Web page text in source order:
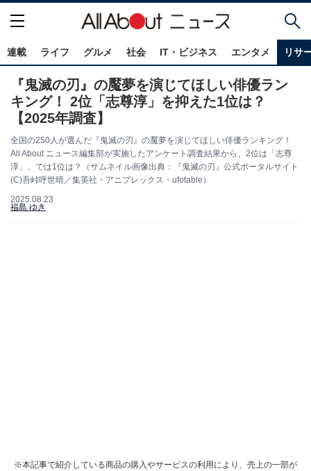
連載 ライフ グルメ 社会 IT・ビジネス エンタメ リサ
『鬼滅の刃』の魘夢を演じてほしい俳優ラン
キング！ 2位「志尊淳」を抑えた1位は？
【2025年調査】
全国の250人が選んだ『鬼滅の刃』の魘夢を演じてほしい俳優ランキング！
All About ニュース編集部が実施したアンケート調査結果から、2位は「志尊
淳」、では1位は？（サムネイル画像出典：『鬼滅の刃』公式ポータルサイト
(C)吾峠呼世晴／集英社・アニプレックス・ufotable）
2025.08.23
福島 ゆき
※本記事で紹介している商品の購入やサービスの利用により、売上の一部が